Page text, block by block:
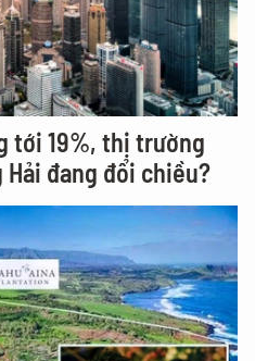
tới 19%, thị trường
đang đổi chiều?